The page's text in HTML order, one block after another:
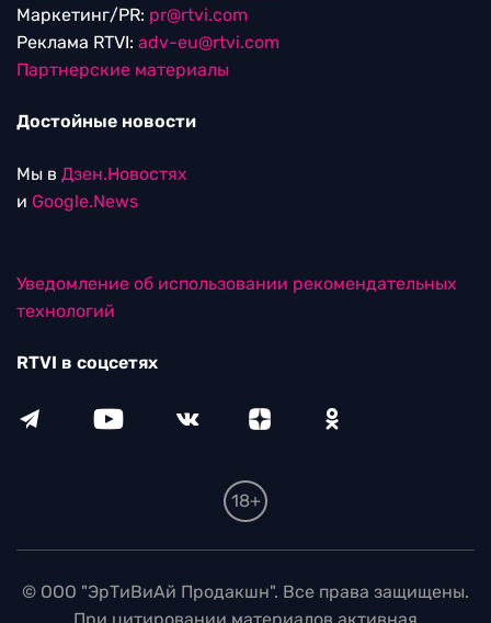
Маркетинг/PR: pr@rtvi.com
Реклама RTVI: adv-eu@rtvi.com
Партнерские материалы
Достойные новости
Мы в Дзен.Новостях
и Google.News
Уведомление об использовании рекомендательных
технологий
RTVI в соцсетях
18+
© ООО "ЭрТиВиАй Продакшн". Все права защищены.